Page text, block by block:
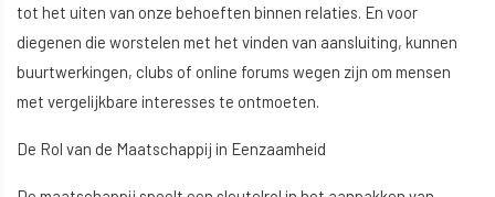
tot het uiten van onze behoeften binnen relaties. En voor
diegenen die worstelen met het vinden van aansluiting, kunnen
buurtwerkingen, clubs of online forums wegen zijn om mensen
met vergelijkbare interesses te ontmoeten.
De Rol van de Maatschappij in Eenzaamheid